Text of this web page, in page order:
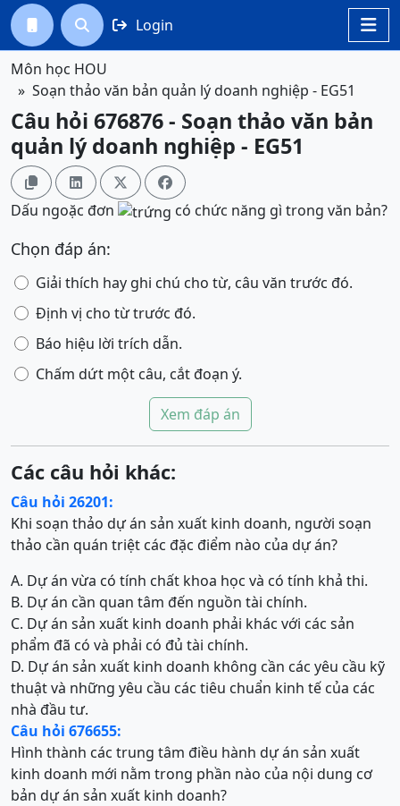

  Login
Môn học HOU
Soạn thảo văn bản quản lý doanh nghiệp - EG51
Câu hỏi 676876 - Soạn thảo văn bản
quản lý doanh nghiệp - EG51
   
Dấu ngoặc đơn có chức năng gì trong văn bản?
Chọn đáp án:
Giải thích hay ghi chú cho từ, câu văn trước đó.
Định vị cho từ trước đó.
Báo hiệu lời trích dẫn.
Chấm dứt một câu, cắt đoạn ý.
Xem đáp án
Các câu hỏi khác:
Câu hỏi 26201:
Khi soạn thảo dự án sản xuất kinh doanh, người soạn
thảo cần quán triệt các đặc điểm nào của dự án?
A. Dự án vừa có tính chất khoa học và có tính khả thi.
B. Dự án cần quan tâm đến nguồn tài chính.
C. Dự án sản xuất kinh doanh phải khác với các sản
phẩm đã có và phải có đủ tài chính.
D. Dự án sản xuất kinh doanh không cần các yêu cầu kỹ
thuật và những yêu cầu các tiêu chuẩn kinh tế của các
nhà đầu tư.
Câu hỏi 676655:
Hình thành các trung tâm điều hành dự án sản xuất
kinh doanh mới nằm trong phần nào của nội dung cơ
bản dự án sản xuất kinh doanh?